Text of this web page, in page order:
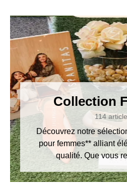
Collection
114
Découvrez notre
pour femmes** alliant
qualité. Que vous